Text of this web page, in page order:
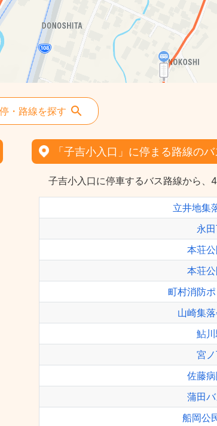
・路線を探す
「子吉小入口」に停まる路線の
子吉小入口に停車するバス路線から、
立井地集
永
本荘
本荘
町村消防
山崎集
鮎
宮
佐藤
蒲田
船岡公